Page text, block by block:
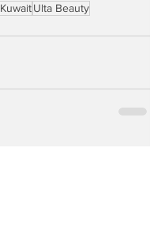
KuwaitUlta Beauty